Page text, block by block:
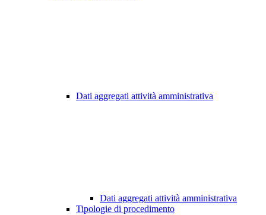
Dati aggregati attività amministrativa
Dati aggregati attività amministrativa
Tipologie di procedimento